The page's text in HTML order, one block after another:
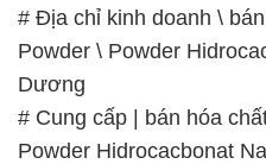
# Địa chỉ kinh doanh \
Powder \ Powder
Dương
# Cung cấp | bán hóa
Powder Hidrocacbonat